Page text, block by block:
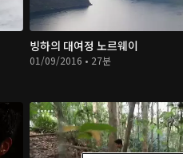
빙하의 대여정 노르웨이
01/09/2016 • 27분